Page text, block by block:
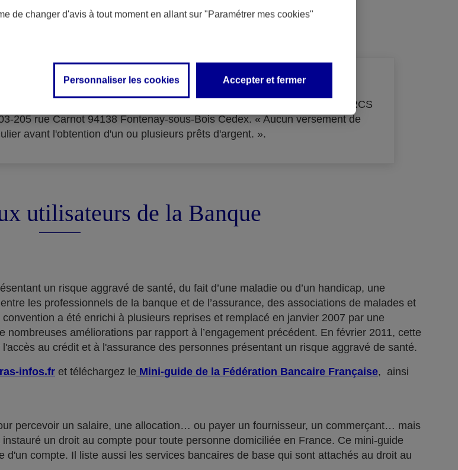
du crédit
Financement – SA au capital de 33 855 000 € - immatriculée au RCS
205 rue Carnot 94138 Fontenay-sous-Bois Cedex. « Aucun versement de
avant l'obtention d'un ou plusieurs prêts d'argent. ».
utilisateurs de la Banque
un risque aggravé de santé, du fait d’une maladie ou d’un handicap, une
les professionnels de la banque et de l’assurance, des associations de malades et
a été enrichi à plusieurs reprises et remplacé en janvier 2007 par une
nombreuses améliorations par rapport à l’engagement précédent. En février 2011, cette
au crédit et à l'assurance des personnes présentant un risque aggravé de santé.
infos.fr et téléchargez le Mini-guide de la Fédération Bancaire Française, ainsi
percevoir un salaire, une allocation… ou payer un fournisseur, un commerçant… mais
un droit au compte pour toute personne domiciliée en France. Ce mini-guide
compte. Il liste aussi les services bancaires de base qui sont attachés au droit au
de changer d'avis à tout moment en allant sur "Paramétrer mes cookies"
Personnaliser les cookies Accepter et fermer